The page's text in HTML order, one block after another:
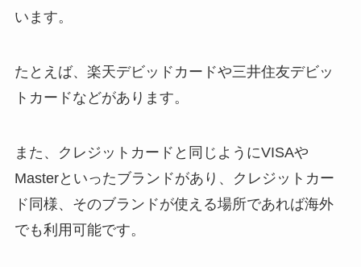
います。
たとえば、楽天デビッドカードや三井住友デビッ
トカードなどがあります。
また、クレジットカードと同じようにVISAや
Masterといったブランドがあり、クレジットカー
ド同様、そのブランドが使える場所であれば海外
でも利用可能です。